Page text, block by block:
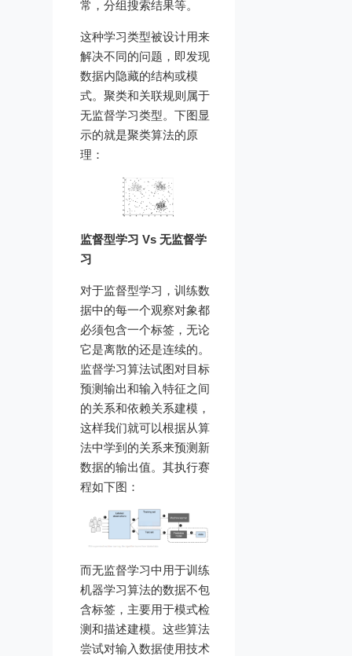
常，分组搜索结果等。
这种学习类型被设计用来
解决不同的问题，即发现
数据内隐藏的结构或模
式。聚类和关联规则属于
无监督学习类型。下图显
示的就是聚类算法的原
理：
监督型学习 Vs 无监督学
习
对于监督型学习，训练数
据中的每一个观察对象都
必须包含一个标签，无论
它是离散的还是连续的。
监督学习算法试图对目标
预测输出和输入特征之间
的关系和依赖关系建模，
这样我们就可以根据从算
法中学到的关系来预测新
数据的输出值。其执行赛
程如下图：
而无监督学习中用于训练
机器学习算法的数据不包
含标签，主要用于模式检
测和描述建模。这些算法
尝试对输入数据使用技术